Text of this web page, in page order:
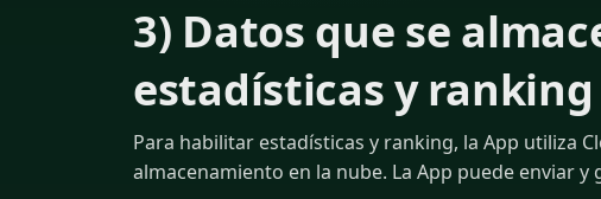
3) Datos que se
estadísticas y
Para habilitar estadísticas y ranking, la App utiliza
almacenamiento en la nube. La App puede enviar y